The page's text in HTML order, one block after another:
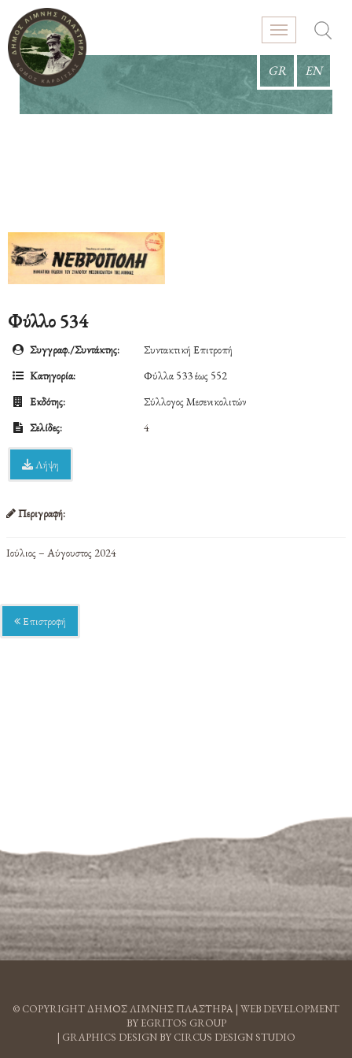
GR EN
Φύλλο 534
Συγγραφ./Συντάκτης:
Συντακτική Επιτροπή
Κατηγορία:
Φύλλα 533 έως 552
Εκδότης:
Σύλλογος Μεσενικολιτών
Σελίδες:
4
Λήψη
Περιγραφή:
Ιούλιος – Αύγουστος 2024
Επιστροφή
© COPYRIGHT ΔΗΜΟΣ ΛΙΜΝΗΣ ΠΛΑΣΤΗΡΑ | WEB DEVELOPMENT
BY EGRITOS GROUP
| GRAPHICS DESIGN BY CIRCUS DESIGN STUDIO